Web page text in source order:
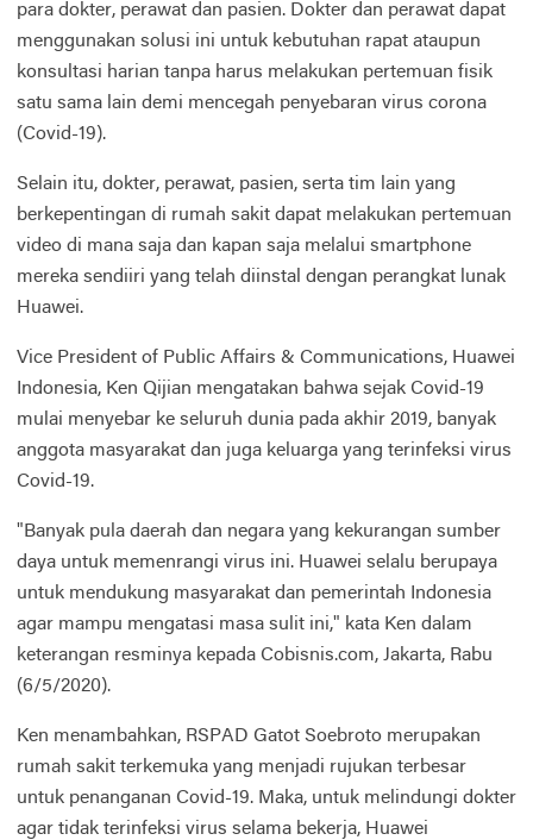
para dokter, perawat dan pasien. Dokter dan perawat dapat
menggunakan solusi ini untuk kebutuhan rapat ataupun
konsultasi harian tanpa harus melakukan pertemuan fisik
satu sama lain demi mencegah penyebaran virus corona
(Covid-19).
Selain itu, dokter, perawat, pasien, serta tim lain yang
berkepentingan di rumah sakit dapat melakukan pertemuan
video di mana saja dan kapan saja melalui smartphone
mereka sendiiri yang telah diinstal dengan perangkat lunak
Huawei.
Vice President of Public Affairs & Communications, Huawei
Indonesia, Ken Qijian mengatakan bahwa sejak Covid-19
mulai menyebar ke seluruh dunia pada akhir 2019, banyak
anggota masyarakat dan juga keluarga yang terinfeksi virus
Covid-19.
"Banyak pula daerah dan negara yang kekurangan sumber
daya untuk memenrangi virus ini. Huawei selalu berupaya
untuk mendukung masyarakat dan pemerintah Indonesia
agar mampu mengatasi masa sulit ini," kata Ken dalam
keterangan resminya kepada Cobisnis.com, Jakarta, Rabu
(6/5/2020).
Ken menambahkan, RSPAD Gatot Soebroto merupakan
rumah sakit terkemuka yang menjadi rujukan terbesar
untuk penanganan Covid-19. Maka, untuk melindungi dokter
agar tidak terinfeksi virus selama bekerja, Huawei